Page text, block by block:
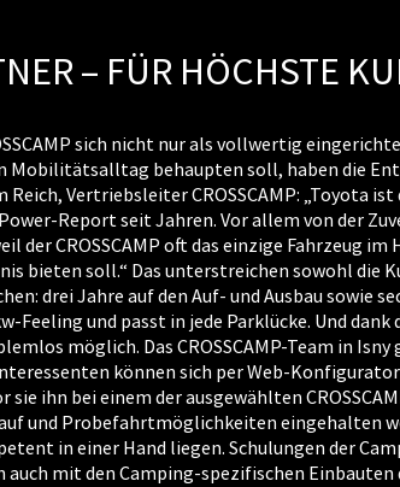
– FÜR HÖCHSTE
sich nicht nur als vollwertig
behaupten soll, haben die
Vertriebsleiter CROSSCAMP: „Toyota
Report seit Jahren. Vor allem von der
der CROSSCAMP oft das einzige Fahrzeug
bieten soll.“ Das unterstreichen sowohl die
drei Jahre auf den Auf- und Ausbau sowie
Feeling und passt in jede Parklücke. Und
möglich. Das CROSSCAMP-Team in
können sich per Web-
ihn bei einem der ausgewählten
und Probefahrtmöglichkeiten eingehalten
in einer Hand liegen. Schulungen der
mit den Camping-spezifischen Einbauten